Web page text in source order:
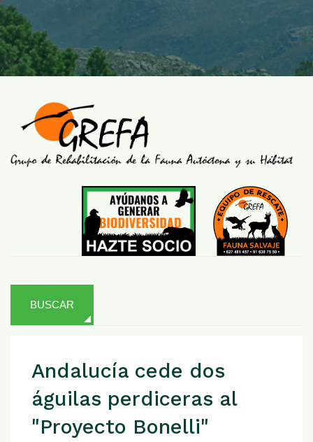
BUSCAR
Andalucía cede dos
águilas perdiceras al
"Proyecto Bonelli"